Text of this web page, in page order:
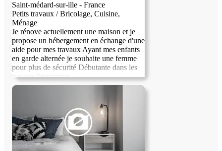
Saint-médard-sur-ille - France
Petits travaux / Bricolage, Cuisine,
Ménage
Je rénove actuellement une maison et je
propose un hébergement en échange d'une
aide pour mes travaux Ayant mes enfants
en garde alternée je souhaite une femme
pour plus de sécurité Débutante dans les
travaux bienvenue